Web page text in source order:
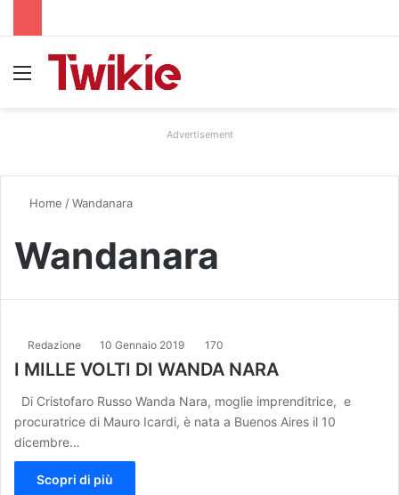
Advertisement
Home /Wandanara
Wandanara
Redazione 10 Gennaio 2019 170
I MILLE VOLTI DI WANDA NARA
Di Cristofaro Russo Wanda Nara, moglie imprenditrice, e
procuratrice di Mauro Icardi, è nata a Buenos Aires il 10
dicembre…
Scopri di più